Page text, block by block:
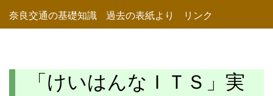
奈良交通の基礎知識 過去の表紙より リンク
「けいはんなＩＴＳ」実